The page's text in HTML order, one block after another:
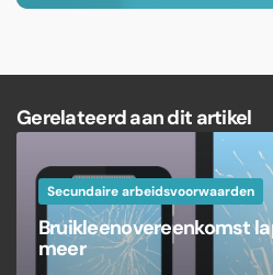
Gerelateerd aan dit artikel
Secundaire arbeidsvoorwaarden
Bruikleenovereenkomst
meer